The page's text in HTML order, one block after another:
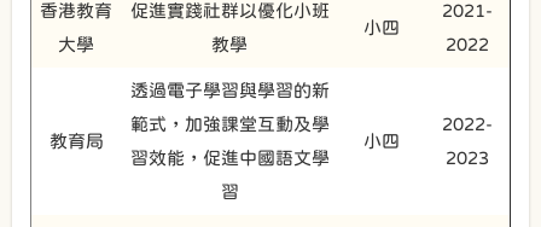
香港教育
大學
促進實踐社群以優化小班
教學
小四
2021-
2022
教育局
透過電子學習與學習的新
範式，加強課堂互動及學
習效能，促進中國語文學
習
小四
2022-
2023